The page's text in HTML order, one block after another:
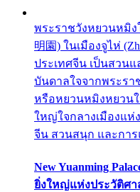
พระราชวังหยวนหมิงใ
明園) ในเมืองจูไห่
ประเทศจีน เป็นสวน
บันดาลใจจากพระราช
หรือหยวนหมิงหยวน
ใหญ่ใจกลางเมืองแ
จีน สวนสนุก และการ
New Yuanming
ยิ่งใหญ่แห่งประวัติศ